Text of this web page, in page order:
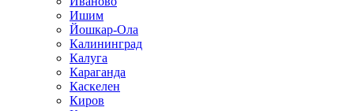
Ишим
Йошкар-Ола
Калининград
Калуга
Караганда
Каскелен
Киров